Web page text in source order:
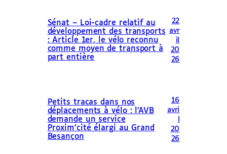
Sénat – Loi-cadre relatif au
développement des transports
: Article 1er, le vélo reconnu
comme moyen de transport à
part entière
22
avr
il
20
26
Petits tracas dans nos
déplacements à vélo : l’AVB
demande un service
Proxim’cité élargi au Grand
Besançon
16
avri
20
26